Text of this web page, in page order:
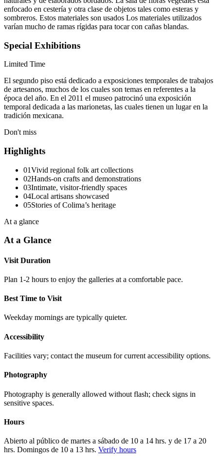
enfocado en cestería y otra clase de objetos tales como esteras y
sombreros. Estos materiales son usados Los materiales utilizados
varían mucho de ramas rígidas para tocar con cañas blandas.
Special Exhibitions
Limited Time
El segundo piso está dedicado a exposiciones temporales de trabajos
de artesanos, muchos de los cuales son temas en referentes a la
época del año. En el 2011 el museo patrocinó una exposición
temporal dedicada a las marionetas, las cuales tienen un lugar en la
tradición mexicana.
Don't miss
Highlights
01Vivid regional folk art collections
02Hands-on crafts and demonstrations
03Intimate, visitor-friendly spaces
04Local artisans showcased
05Stories of Colima’s heritage
At a glance
At a Glance
Visit Duration
Plan 1-2 hours to enjoy the galleries at a comfortable pace.
Best Time to Visit
Weekday mornings are typically quieter.
Accessibility
Facilities vary; contact the museum for current accessibility options.
Photography
Photography is generally allowed without flash; check signs in
sensitive spaces.
Hours
Abierto al público de martes a sábado de 10 a 14 hrs. y de 17 a 20
hrs. Domingos de 10 a 13 hrs. Verify hours